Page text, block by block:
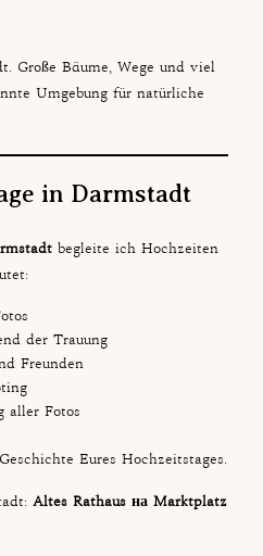
Große Bäume, Wege und viel
Umgebung für natürliche
in Darmstadt
begleite ich Hochzeiten
der Trauung
Freunden
aller Fotos
Eures Hochzeitstages.
Altes Rathaus на Marktplatz